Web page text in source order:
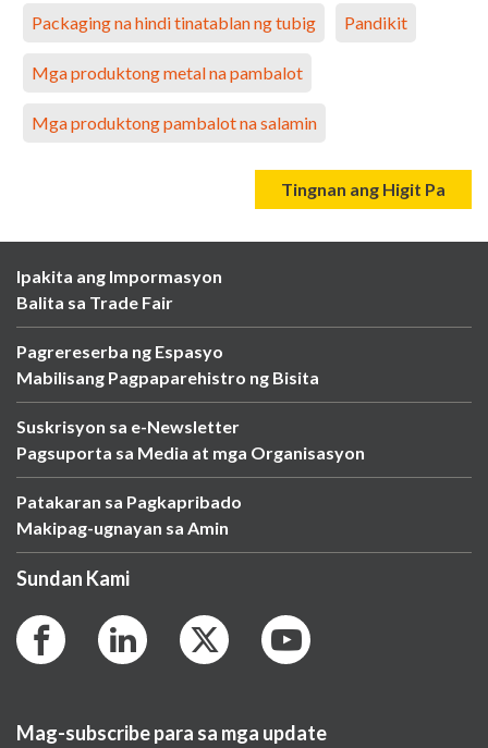
Packaging na hindi tinatablan ng tubig Pandikit
Mga produktong metal na pambalot
Mga produktong pambalot na salamin
Tingnan ang Higit Pa
Ipakita ang Impormasyon
Balita sa Trade Fair
Pagrereserba ng Espasyo
Mabilisang Pagpaparehistro ng Bisita
Suskrisyon sa e-Newsletter
Pagsuporta sa Media at mga Organisasyon
Patakaran sa Pagkapribado
Makipag-ugnayan sa Amin
Sundan Kami
Mag-subscribe para sa mga update